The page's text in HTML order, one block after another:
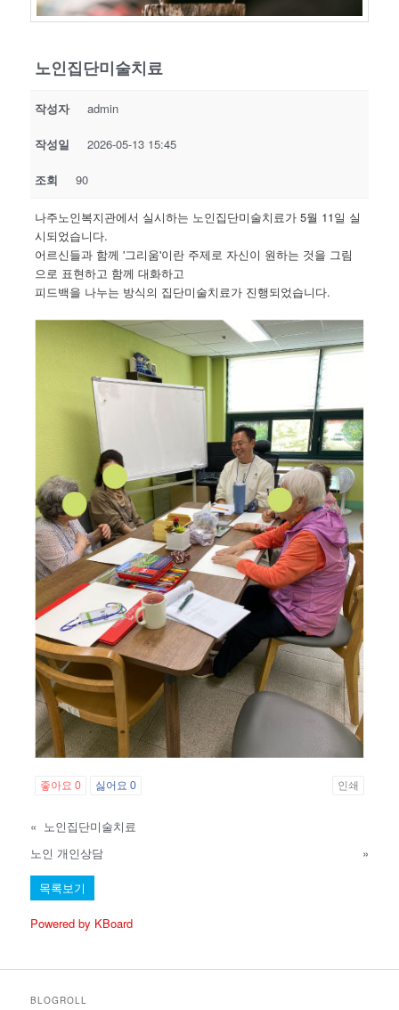
노인집단미술치료
작성자 admin
작성일 2026-05-13 15:45
조회 90
나주노인복지관에서 실시하는 노인집단미술치료가 5월 11일 실
시되었습니다.
어르신들과 함께 '그리움'이란 주제로 자신이 원하는 것을 그림
으로 표현하고 함께 대화하고
피드백을 나누는 방식의 집단미술치료가 진행되었습니다.
좋아요0 싫어요0 인쇄
« 노인집단미술치료
노인 개인상담
»
목록보기
Powered by KBoard
BLOGROLL